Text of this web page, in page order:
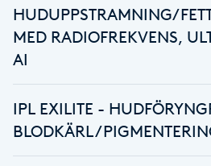
Fransk manikyr
Fransrengöring
Frekvensterapi
HUDUPPSTRAMNING/
MED RADIOFREKVENS,
AI
IPL EXILITE -
BLODKÄRL/